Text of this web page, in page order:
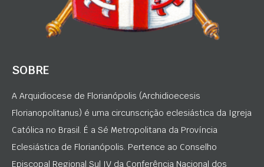
SOBRE
A Arquidiocese de Florianópolis (Archidioecesis
Florianopolitanus) é uma circunscrição eclesiástica da Igreja
Católica no Brasil. É a Sé Metropolitana da Província
Eclesiástica de Florianópolis. Pertence ao Conselho
Episcopal Regional Sul IV da Conferência Nacional dos